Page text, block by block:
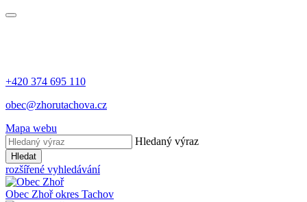
+420 374 695 110
obec@zhorutachova.cz
Mapa webu
Hledaný výraz
Hledat
rozšířené vyhledávání
Obec Zhoř okres Tachov